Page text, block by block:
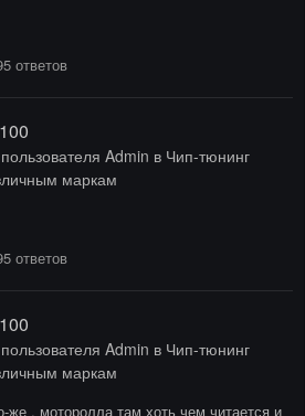
ответов
Admin в Чип-тюнинг
маркам
ответов
Admin в Чип-тюнинг
маркам
же , моторолла там хоть чем читается и